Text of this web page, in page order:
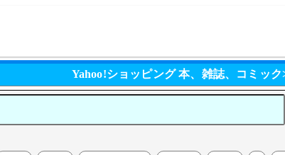
Yahoo!ショッピング 本、雑誌、コミッ